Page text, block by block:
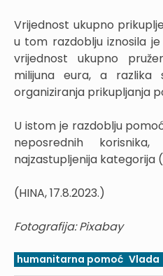
Vrijednost ukupno
u tom razdoblju iznosila
vrijednost ukupno
milijuna eura, a razlika
organiziranja prikupljanja
U istom je razdoblju
neposrednih
najzastupljenija kategorija
(HINA, 17.8.2023.)
Fotografija: Pixabay
humanitarna pomoć Vlada